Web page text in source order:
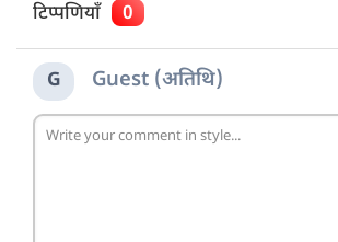
टिप्पणियाँ 0
G Guest (अतिथि)